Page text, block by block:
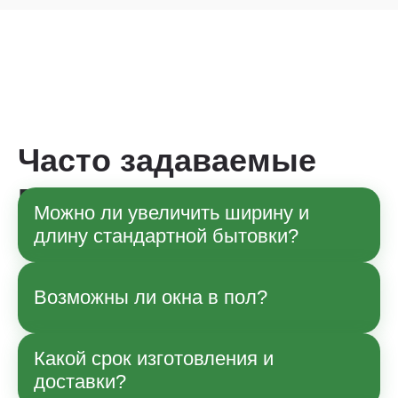
Часто задаваемые
вопросы
Можно ли увеличить ширину и
длину стандартной бытовки?
Да, по согласованию с менеджером
возможны изменения габаритов в рамках
параметры и влияние на стоимость
уточняйте при заказе.
Возможны ли окна в пол?
Да, возможно.
Какой срок изготовления и
доставки?